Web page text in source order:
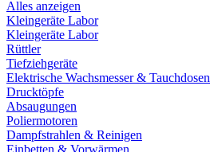
Alles anzeigen
Kleingeräte Labor
Kleingeräte Labor
Rüttler
Tiefziehgeräte
Elektrische Wachsmesser & Tauchdosen
Drucktöpfe
Absaugungen
Poliermotoren
Dampfstrahlen & Reinigen
Einbetten & Vorwärmen